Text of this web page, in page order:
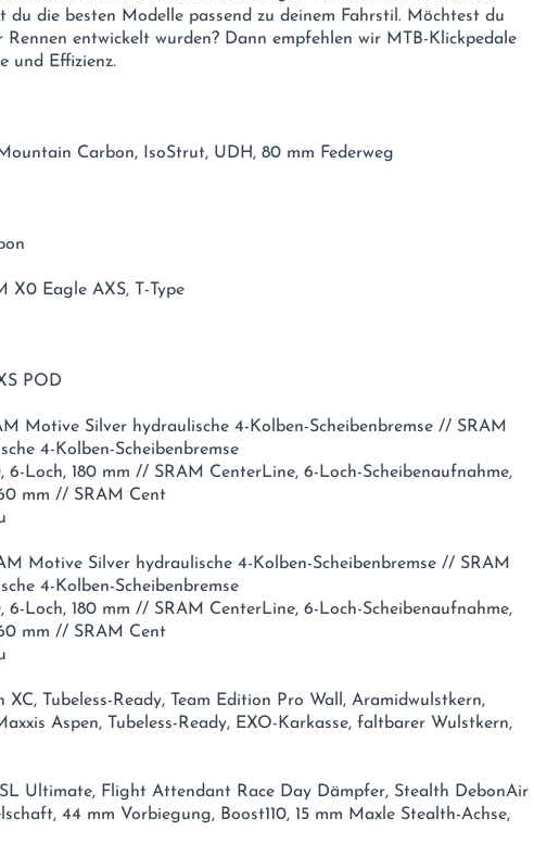
du die besten Modelle passend zu deinem Fahrstil. Möchtest du
Rennen entwickelt wurden? Dann empfehlen wir MTB-Klickpedale
und Effizienz.
Carbon, IsoStrut, UDH, 80 mm Federweg
X0 Eagle AXS, T-Type
POD
Motive Silver hydraulische 4-Kolben-Scheibenbremse // SRAM
4-Kolben-Scheibenbremse
6-Loch, 180 mm // SRAM CenterLine, 6-Loch-Scheibenaufnahme,
mm // SRAM Cent
Motive Silver hydraulische 4-Kolben-Scheibenbremse // SRAM
4-Kolben-Scheibenbremse
6-Loch, 180 mm // SRAM CenterLine, 6-Loch-Scheibenaufnahme,
mm // SRAM Cent
XC, Tubeless-Ready, Team Edition Pro Wall, Aramidwulstkern,
Aspen, Tubeless-Ready, EXO-Karkasse, faltbarer Wulstkern,
SL Ultimate, Flight Attendant Race Day Dämpfer, Stealth DebonAir
44 mm Vorbiegung, Boost110, 15 mm Maxle Stealth-Achse,